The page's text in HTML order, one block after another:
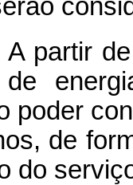
A partir
de
poder
de
do